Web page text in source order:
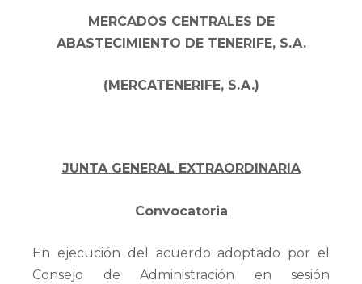
MERCADOS CENTRALES DE
ABASTECIMIENTO DE TENERIFE, S.A.
(MERCATENERIFE, S.A.)
JUNTA GENERAL EXTRAORDINARIA
Convocatoria
En ejecución del acuerdo adoptado por el
Consejo de Administración en sesión